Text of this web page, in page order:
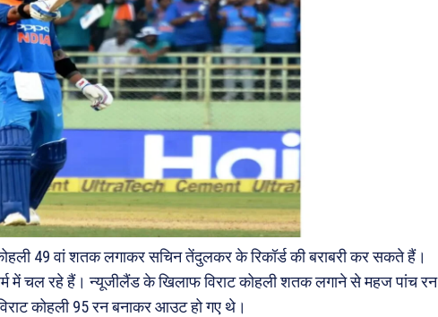
49 वां शतक लगाकर सचिन तेंदुलकर के रिकॉर्ड की बराबरी कर सकते हैं।
में चल रहे हैं। न्यूजीलैंड के खिलाफ विराट कोहली शतक लगाने से महज पांच रन
कोहली 95 रन बनाकर आउट हो गए थे।